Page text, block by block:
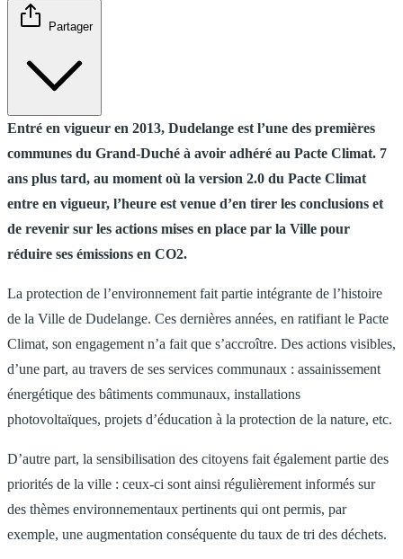
Partager
Entré en vigueur en 2013, Dudelange est l’une des premières
communes du Grand-Duché à avoir adhéré au Pacte Climat. 7
ans plus tard, au moment où la version 2.0 du Pacte Climat
entre en vigueur, l’heure est venue d’en tirer les conclusions et
de revenir sur les actions mises en place par la Ville pour
réduire ses émissions en CO2.
La protection de l’environnement fait partie intégrante de l’histoire
de la Ville de Dudelange. Ces dernières années, en ratifiant le Pacte
Climat, son engagement n’a fait que s’accroître. Des actions visibles,
d’une part, au travers de ses services communaux : assainissement
énergétique des bâtiments communaux, installations
photovoltaïques, projets d’éducation à la protection de la nature, etc.
D’autre part, la sensibilisation des citoyens fait également partie des
priorités de la ville : ceux-ci sont ainsi régulièrement informés sur
des thèmes environnementaux pertinents qui ont permis, par
exemple, une augmentation conséquente du taux de tri des déchets.